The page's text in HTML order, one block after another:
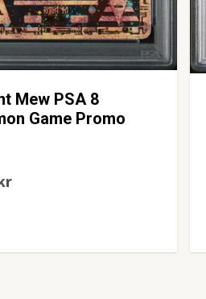
Mew PSA 8
Game Promo